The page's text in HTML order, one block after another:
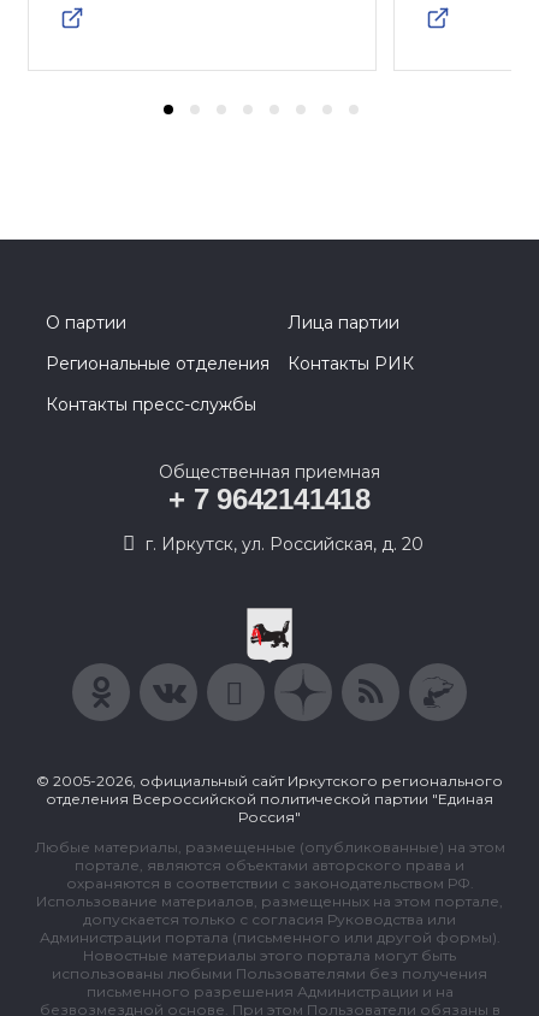
О партии
Лица партии
Региональные отделения
Контакты РИК
Контакты пресс-службы
Общественная приемная
+ 7 9642141418
г. Иркутск, ул. Российская, д. 20
© 2005-2026, официальный сайт Иркутского регионального
отделения Всероссийской политической партии "Единая
Россия"
Любые материалы, размещенные (опубликованные) на этом
портале, являются объектами авторского права и
охраняются в соответствии с законодательством РФ.
Использование материалов, размещенных на этом портале,
допускается только с согласия Руководства или
Администрации портала (письменного или другой формы).
Новостные материалы этого портала могут быть
использованы любыми Пользователями без получения
письменного разрешения Администрации и на
безвозмездной основе. При этом Пользователи обязаны в